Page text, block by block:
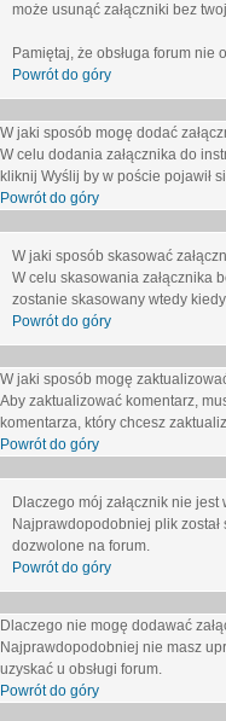
może usunąć załączniki bez
Pamiętaj, że obsługa forum
Powrót do góry
W jaki sposób mogę dodać
W celu dodania załącznika do
kliknij Wyślij by w poście pojawił
Powrót do góry
W jaki sposób skasować
W celu skasowania załącznika
zostanie skasowany wtedy
Powrót do góry
W jaki sposób mogę
Aby zaktualizować komentarz,
komentarza, który chcesz
Powrót do góry
Dlaczego mój załącznik nie
Najprawdopodobniej plik
dozwolone na forum.
Powrót do góry
Dlaczego nie mogę dodawać
Najprawdopodobniej nie masz
uzyskać u obsługi forum.
Powrót do góry